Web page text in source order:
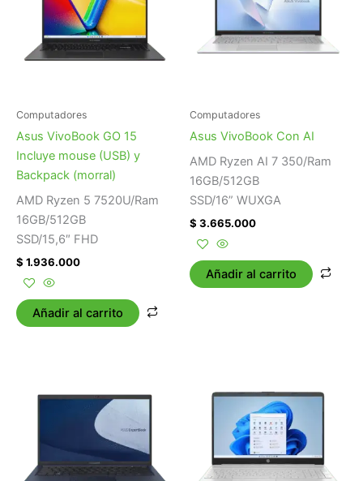
Computadores
Asus VivoBook GO 15
Incluye mouse (USB) y
Backpack (morral)
AMD Ryzen 5 7520U/Ram
16GB/512GB
SSD/15,6″ FHD
$ 1.936.000
Añadir al carrito
Computadores
Asus VivoBook Con AI
AMD Ryzen AI 7 350/Ram
16GB/512GB
SSD/16” WUXGA
$ 3.665.000
Añadir al carrito